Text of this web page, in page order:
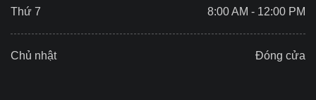
Thứ 7 8:00 AM - 12:00 PM
Chủ nhật Đóng cửa